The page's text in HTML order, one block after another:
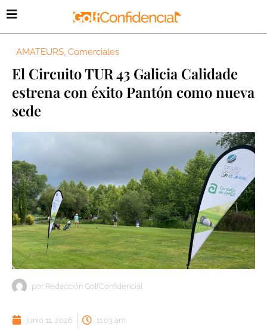
AMATEURS, Comerciales
El Circuito TUR 43 Galicia Calidade
estrena con éxito Pantón como nueva
sede
por Redacción GolfConfidencial
junio 11, 2026 11:03 am